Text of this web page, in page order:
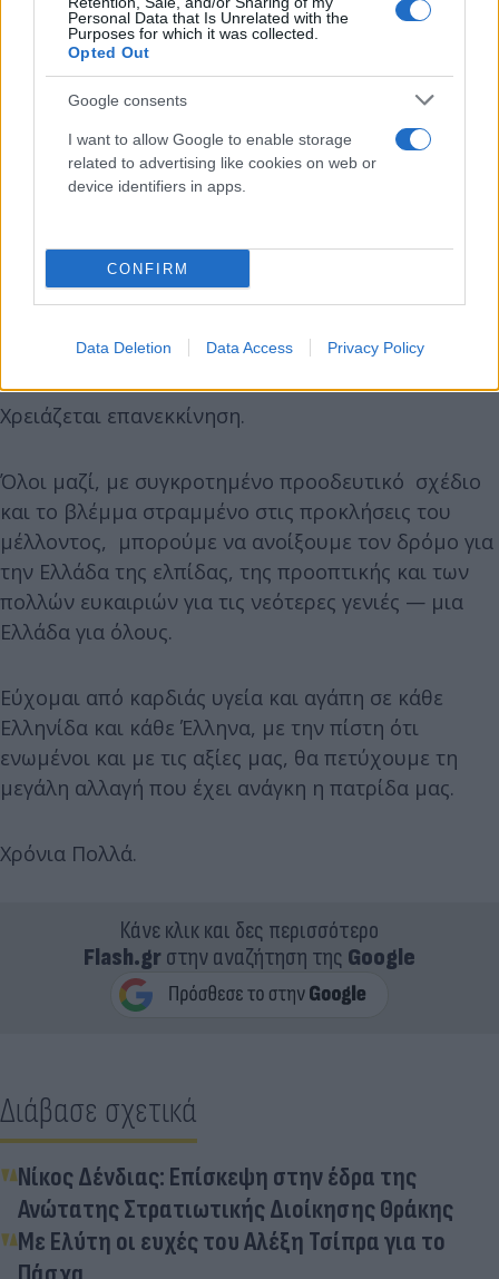
Personal Data that Is Unrelated with the
Purposes for which it was collected.
Opted Out
Google consents
I want to allow Google to enable storage
related to advertising like cookies on web or
device identifiers in apps.
CONFIRM
Data Deletion Data Access Privacy Policy
Η πατρίδα μας δεν αντέχει άλλο το σκοτάδι της
θεσμών.
Χρειάζεται επανεκκίνηση.
Όλοι μαζί, με συγκροτημένο προοδευτικό σχέδιο
και το βλέμμα στραμμένο στις προκλήσεις του
μέλλοντος, μπορούμε να ανοίξουμε τον δρόμο για
την Ελλάδα της ελπίδας, της προοπτικής και των
πολλών ευκαιριών για τις νεότερες γενιές — μια
Ελλάδα για όλους.
Εύχομαι από καρδιάς υγεία και αγάπη σε κάθε
Ελληνίδα και κάθε Έλληνα, με την πίστη ότι
ενωμένοι και με τις αξίες μας, θα πετύχουμε τη
μεγάλη αλλαγή που έχει ανάγκη η πατρίδα μας.
Χρόνια Πολλά.
Κάνε κλικ και δες περισσότερο
Flash.grστην αναζήτηση της Google
Διάβασε σχετικά
Νίκος Δένδιας: Επίσκεψη στην έδρα της
Ανώτατης Στρατιωτικής Διοίκησης Θράκης
Με Ελύτη οι ευχές του Αλέξη Τσίπρα για το